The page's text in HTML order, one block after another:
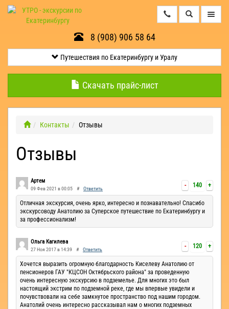
8 (908) 906 58 64
по
и
Минералогические
экскурсии
Контакты
Квесты
Эксклюзив
Оленьи
Путешествия по Екатеринбургу и Уралу
Скачать прайс-лист
Контакты Отзывы
Отзывы
- 140 +
Артем
09 Фев 2021 в 00:05 # Ответить
Отличная экскурсия, очень ярко, интересно и познавательно! Спасибо
экскурсоводу Анатолию за Суперское путешествие по Екатеринбургу и
за профессионализм!
- 120 +
Ольга Кагилева
27 Ноя 2017 в 14:39 # Ответить
Хочется выразить огромную благодарность Киселеву Анатолию от
пенсионеров ГАУ "КЦСОН Октябрьского района" за проведенную
очень интересную экскурсию в подземелье. Для многих это был
настоящий экстрим по подземной реке, где мы впервые увидели и
почувствовали на себе замкнутое пространство под нашим городом.
Анатолий очень интересно рассказывал нам о многих подземных